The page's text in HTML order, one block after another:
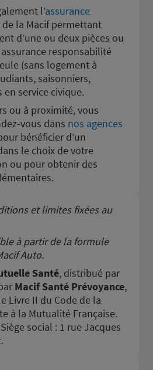
l’assurance
de la Macif permettant
d’une ou deux pièces ou
responsabilité
(sans logement à
saisonniers,
service civique.
ou à proximité, vous
vous dans nos agences
bénéficier d’un
le choix de votre
ou pour obtenir des
et limites fixées au
à partir de la formule
Auto.
Santé, distribué par
Macif Santé Prévoyance,
Livre II du Code de la
à la Mutualité Française.
social : 1 rue Jacques